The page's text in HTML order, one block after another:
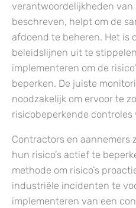
verantwoordelijkheden
beschreven, helpt om de
afdoend te beheren. Het is
beleidslijnen uit te
implementeren om de
beperken. De juiste
noodzakelijk om ervoor te
risicobeperkende
Contractors en aannemers
hun risico’s actief te
methode om risico’s
industriële incidenten te
implementeren van een